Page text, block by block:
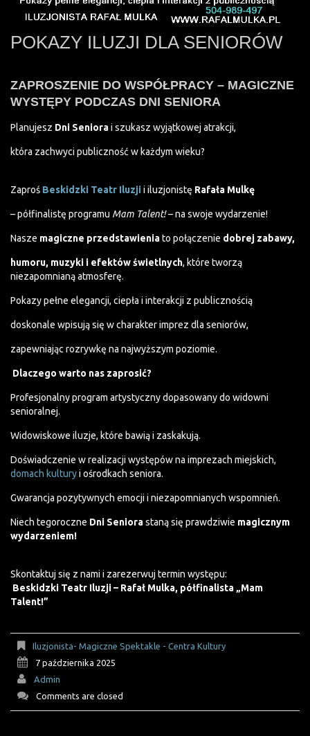
POKAZY ILUZJI DLA SENIORÓW
ZAPROSZENIE DO WSPÓŁPRACY – MAGICZNE
WYSTĘPY PODCZAS DNI SENIORA
Planujesz Dni Seniorai szukasz wyjątkowej atrakcji,
która zachwyci publiczność w każdym wieku?
Zaproś Beskidzki Teatr Iluzjii iluzjonistę Rafała Mulkę
– półfinalistę programu Mam Talent!– na swoje wydarzenie!
Nasze magiczne przedstawieniato połączenie dobrej zabawy,
humoru, muzyki i efektów świetlnych, które tworzą
niezapomnianą atmosferę.
Pokazy pełne elegancji, ciepła i interakcji z publicznością
doskonale wpisują się w charakter imprez dla seniorów,
zapewniając rozrywkę na najwyższym poziomie.
Dlaczego warto nas zaprosić?
Profesjonalny program artystyczny dopasowany do widowni
senioralnej.
Widowiskowe iluzje, które bawią i zaskakują.
Doświadczenie w realizacji występów na imprezach miejskich,
domach kulturyi ośrodkach seniora.
Gwarancja pozytywnych emocji i niezapomnianych wspomnień.
Niech tegoroczne Dni Seniorastaną się prawdziwie magicznym
wydarzeniem!
Skontaktuj się z nami i zarezerwuj termin występu:
Beskidzki Teatr Iluzji – Rafał Mulka, półfinalista „Mam
Talent!”
Iluzjonista- Magiczne Spektakle - Centra Kultury
7 października 2025
Admin
Comments are closed